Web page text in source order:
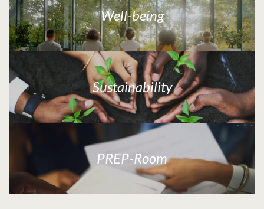
Well-being
Sustainability
PREP-Room